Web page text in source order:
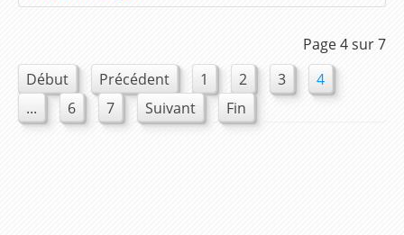
Lesson 25 – What did you do yesterday night ?
Lesson 26 – Where did you go on holidays last
summer ?
Page 4 sur 7
Début
Précédent 1 2 3
4
...
6 7 Suivant Fin